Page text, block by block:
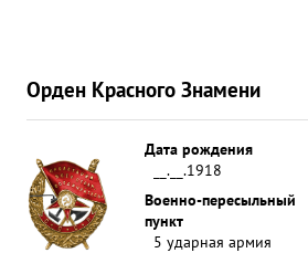
Орден Красного Знамени
Дата рождения
__.__.1918
Военно-пересыльный
пункт
5 ударная армия